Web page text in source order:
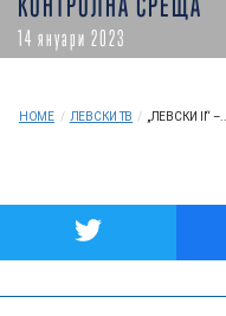
14 януари 2023
HOME / ЛЕВСКИ ТВ / „ЛЕВСКИ II“ –...